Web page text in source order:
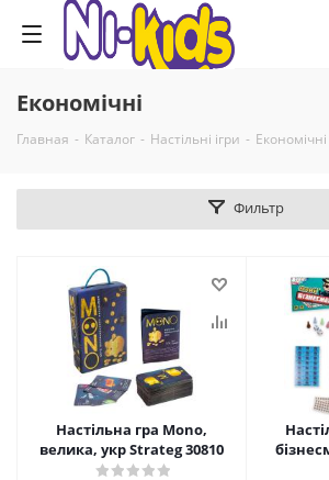
Економічні
Главная - Каталог - Настільні ігри - Економічні
Фильтр
Настільна гра Mono,
велика, укр Strateg 30810